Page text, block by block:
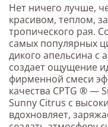
Нет ничего лучше,
красивом, теплом,
тропического рая.
самых популярных
дикого апельсина с
создает ощущение
фирменной смеси
качества CPTG ® —
Sunny Citrus с
вдохновляет,